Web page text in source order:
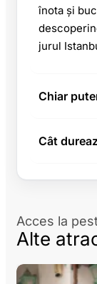
înota și
jurul
Chiar
Cât
Acces la
Alte